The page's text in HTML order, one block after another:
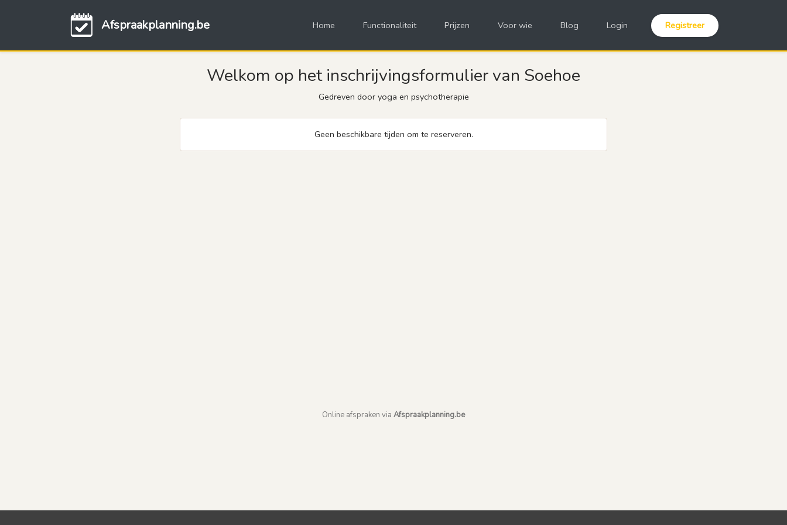
Afspraakplanning.be Home Functionaliteit Prijzen Voor wie Blog Login Registreer
Welkom op het inschrijvingsformulier van Soehoe
Gedreven door yoga en psychotherapie
Geen beschikbare tijden om te reserveren.
Online afspraken via Afspraakplanning.be